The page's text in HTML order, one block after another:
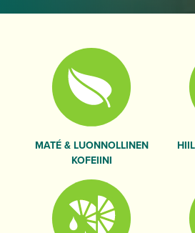
MATÉ & LUONNOLLINEN
KOFEIINI